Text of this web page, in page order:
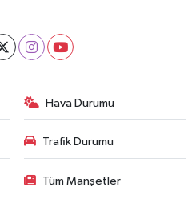
Hava Durumu
Trafik Durumu
Tüm Manşetler